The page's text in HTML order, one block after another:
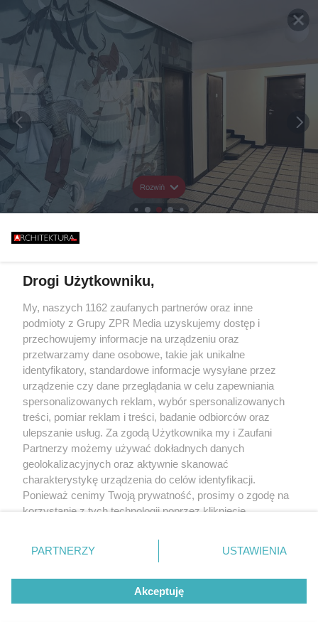
Rozwiń
Drogi Użytkowniku,
My, naszych 1162 zaufanych partnerów oraz inne
podmioty z Grupy ZPR Media uzyskujemy dostęp i
przechowujemy informacje na urządzeniu oraz
przetwarzamy dane osobowe, takie jak unikalne
identyfikatory, standardowe informacje wysyłane przez
urządzenie czy dane przeglądania w celu zapewniania
spersonalizowanych reklam, wybór spersonalizowanych
treści, pomiar reklam i treści, badanie odbiorców oraz
ulepszanie usług. Za zgodą Użytkownika my i Zaufani
Partnerzy możemy używać dokładnych danych
geolokalizacyjnych oraz aktywnie skanować
charakterystykę urządzenia do celów identyfikacji.
Ponieważ cenimy Twoją prywatność, prosimy o zgodę na
korzystanie z tych technologii poprzez kliknięcie
zmienić/wycofać klikając przycisk ustawień prywatności
znajdujący się w lewym dolnym rogu strony
rodzaje przetwarzania danych nie wymagają zgody
użytkownika, ale masz prawo sprzeciwić się takiemu
przetwarzaniu. Preferencje będą miały zastosowanie tylko
PARTNERZY USTAWIENIA
Akceptuję